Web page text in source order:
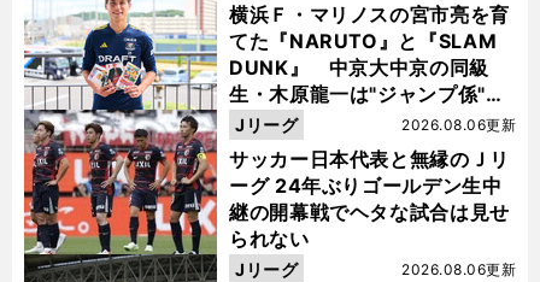
横浜Ｆ・マリノスの宮市亮を育
てた『NARUTO』と『SLAM
DUNK』 中京大中京の同級
生・木原龍一は"ジャンプ係"だ
った
サッカー日本代表と無縁のＪリ
ーグ 24年ぶりゴールデン生中
継の開幕戦でヘタな試合は見せ
られない
2026.08.06更新
Jリーグ
2026.08.06更新
Jリーグ